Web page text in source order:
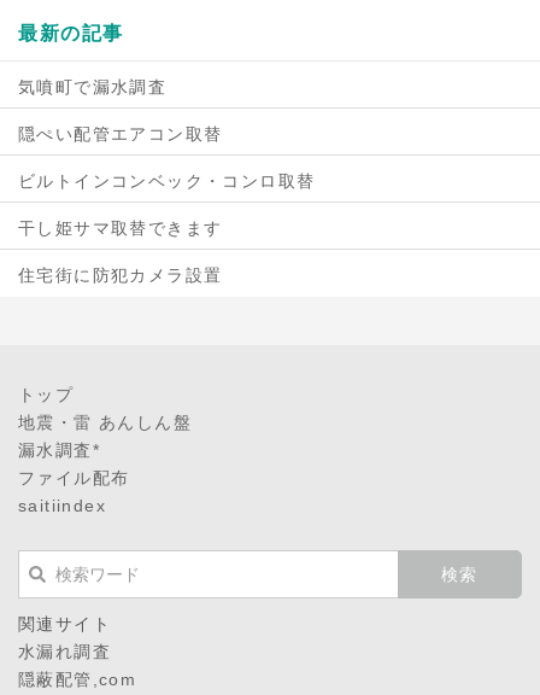
最新の記事
気噴町で漏水調査
隠ぺい配管エアコン取替
ビルトインコンベック・コンロ取替
干し姫サマ取替できます
住宅街に防犯カメラ設置
トップ
地震・雷 あんしん盤
漏水調査*
ファイル配布
saitiindex
関連サイト
水漏れ調査
隠蔽配管,com